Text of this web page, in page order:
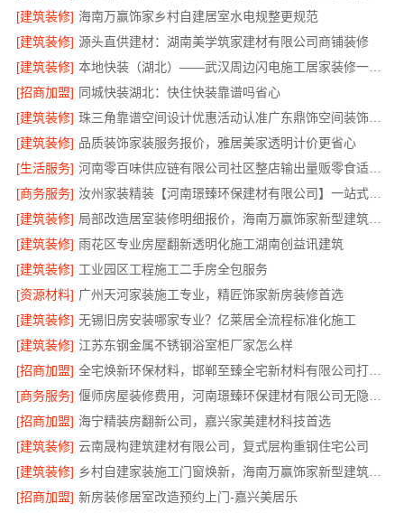
[建筑装修] 海南万赢饰家乡村自建居室水电规整更规范
[建筑装修] 源头直供建材：湖南美学筑家建材有限公司商铺装修
[建筑装修]
本地快装（湖北）——武汉周边闪电施工居家装修一楼带院
[招商加盟] 同城快装湖北：快住快装靠谱吗省心
[建筑装修]
珠三角靠谱空间设计优惠活动认准广东鼎饰空间装饰工程有限公司
[建筑装修] 品质装饰家装服务报价，雅居美家透明计价更省心
[生活服务]
河南零百味供应链有限公司社区整店输出量贩零食适配全场景
[商务服务]
汝州家装精装【河南璟臻环保建材有限公司】一站式整体装修服务
[建筑装修]
局部改造居室装修明细报价，海南万赢饰家新型建筑材料有限公司
[建筑装修] 雨花区专业房屋翻新透明化施工湖南创益讯建筑
[建筑装修] 工业园区工程施工二手房全包服务
[资源材料] 广州天河家装施工专业，精匠饰家新房装修首选
[建筑装修] 无锡旧房安装哪家专业？亿莱居全流程标准化施工
[建筑装修] 江苏东钢金属不锈钢浴室柜厂家怎么样
[招商加盟]
全宅焕新环保材料，邯郸至臻全宅新材料有限公司打造零醛居所
[商务服务]
[招商加盟] 海宁精装房翻新公司，嘉兴家美建材科技首选
[建筑装修] 云南晟构建筑建材有限公司，复式层构重钢住宅公司
[建筑装修]
乡村自建家装施工门窗焕新，海南万赢饰家新型建筑材料有限公司
[招商加盟] 新房装修居室改造预约上门-嘉兴美居乐